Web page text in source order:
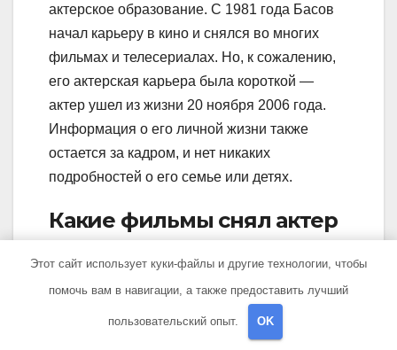
актерское образование. С 1981 года Басов
начал карьеру в кино и снялся во многих
фильмах и телесериалах. Но, к сожалению,
его актерская карьера была короткой —
актер ушел из жизни 20 ноября 2006 года.
Информация о его личной жизни также
остается за кадром, и нет никаких
подробностей о его семье или детях.
Какие фильмы снял актер
Басов?
Актер Басов снялся во многих известных
фильмах и телесериалах. Некоторые из его
самых известных работ включают фильмы
Этот сайт использует куки-файлы и другие технологии, чтобы
помочь вам в навигации, а также предоставить лучший
пользовательский опыт. OK